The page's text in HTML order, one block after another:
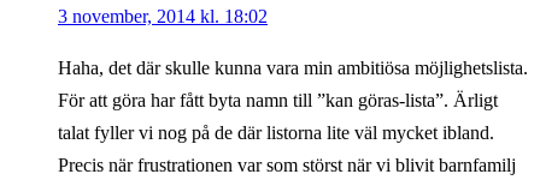
3 november, 2014 kl. 18:02
Haha, det där skulle kunna vara min ambitiösa möjlighetslista.
För att göra har fått byta namn till ”kan göras-lista”. Ärligt
talat fyller vi nog på de där listorna lite väl mycket ibland.
Precis när frustrationen var som störst när vi blivit barnfamilj